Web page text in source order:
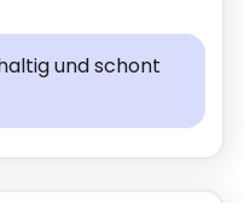
und schont